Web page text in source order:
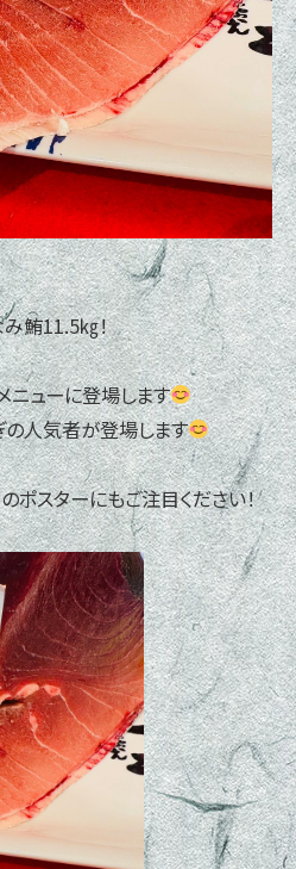
鮪11.5㎏！
ニューに登場します
の人気者が登場します
スターにもご注目ください！